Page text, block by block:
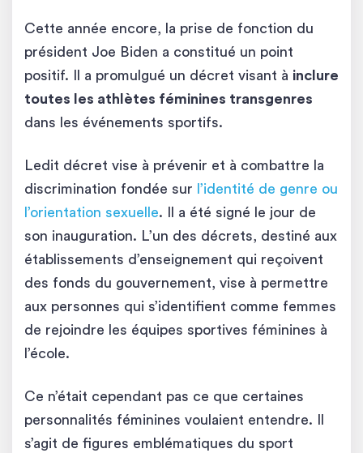
Cette année encore, la prise de fonction du
président Joe Biden a constitué un point
positif. Il a promulgué un décret visant à inclure
toutes les athlètes féminines transgenres
dans les événements sportifs.
Ledit décret vise à prévenir et à combattre la
discrimination fondée sur l’identité de genre ou
l’orientation sexuelle. Il a été signé le jour de
son inauguration. L’un des décrets, destiné aux
établissements d’enseignement qui reçoivent
des fonds du gouvernement, vise à permettre
aux personnes qui s’identifient comme femmes
de rejoindre les équipes sportives féminines à
l’école.
Ce n’était cependant pas ce que certaines
personnalités féminines voulaient entendre. Il
s’agit de figures emblématiques du sport